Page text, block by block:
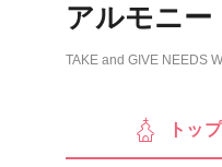
アルモニー
TAKE and GIVE NEEDS
トップ